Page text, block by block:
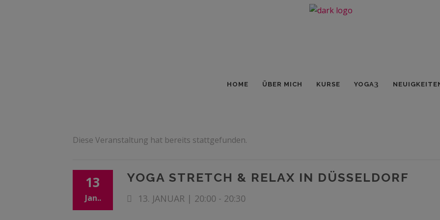
HOME ÜBER MICH KURSE YOGA
Diese Veranstaltung hat bereits stattgefunden.
13
Jan..
YOGA STRETCH & RELAX IN DÜSSELDORF
13. JANUAR | 20:00 - 20:30